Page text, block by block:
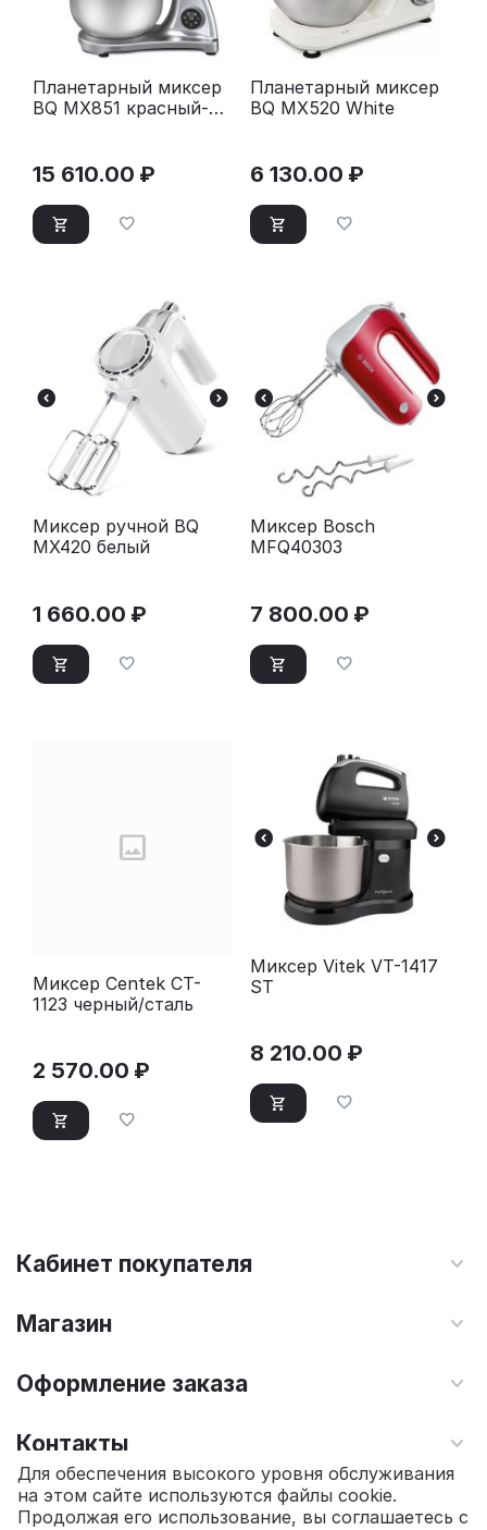
Планетарный миксер
BQ MX851 красный-
15 610.00 ₽
Планетарный миксер
BQ MX520 White
6 130.00 ₽
Миксер ручной BQ
MX420 белый
1 660.00 ₽
Миксер Bosch
MFQ40303
7 800.00 ₽
Миксер Centek CT-
1123 черный/сталь
2 570.00 ₽
Миксер Vitek VT-1417
ST
8 210.00 ₽
Кабинет покупателя
Магазин
Оформление заказа
Контакты
© 2010 - 2026 Интернет магазин TOPSTO.
Для обеспечения высокого уровня обслуживания
на этом сайте используются файлы cookie.
Продолжая его использование, вы соглашаетесь с